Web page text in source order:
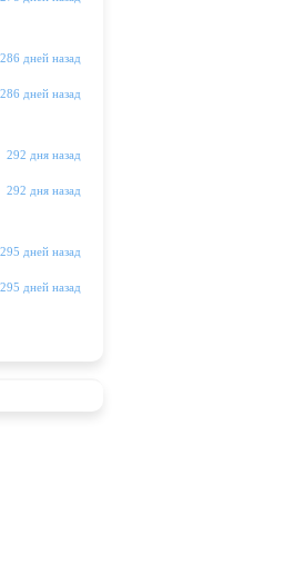
286 дней назад
286 дней назад
292 дня назад
292 дня назад
295 дней назад
295 дней назад